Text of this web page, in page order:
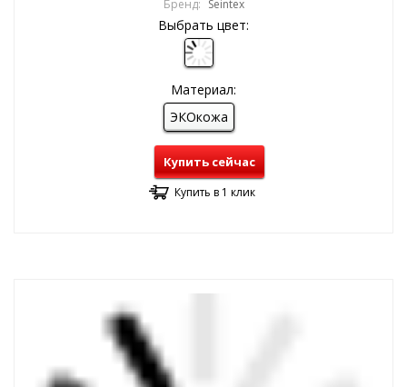
Бренд: Seintex
Выбрать цвет:
Материал:
ЭКОкожа
Купить сейчас
Купить в 1 клик